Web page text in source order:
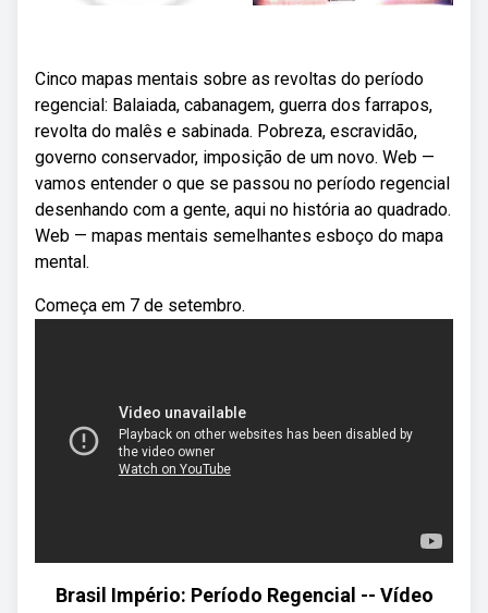
Cinco mapas mentais sobre as revoltas do período
regencial: Balaiada, cabanagem, guerra dos farrapos,
revolta do malês e sabinada. Pobreza, escravidão,
governo conservador, imposição de um novo. Web —
vamos entender o que se passou no período regencial
desenhando com a gente, aqui no história ao quadrado.
Web — mapas mentais semelhantes esboço do mapa
mental.
Começa em 7 de setembro.
Brasil Império: Período Regencial -- Vídeo